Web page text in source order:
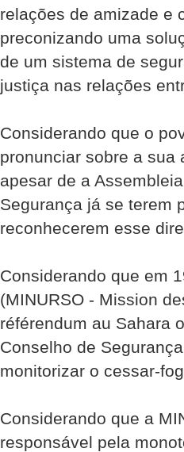
relações de amizade e
preconizando uma
de um sistema de
justiça nas relações
Considerando que o
pronunciar sobre a sua
apesar de a
Segurança já se terem
reconhecerem esse
Considerando que em
(MINURSO - Mission
référendum au Sahara
Conselho de
monitorizar o cessar-
Considerando que a
responsável pela